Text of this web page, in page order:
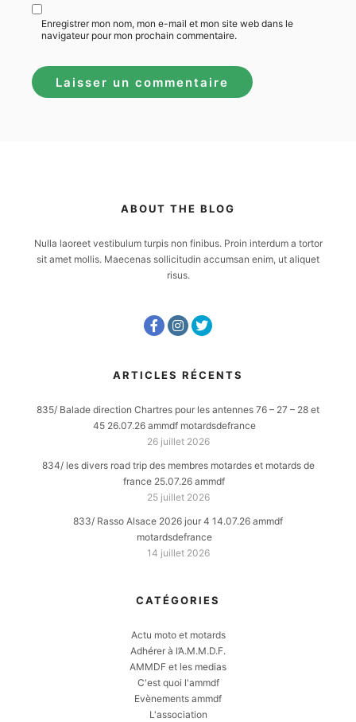
Enregistrer mon nom, mon e-mail et mon site web dans le
navigateur pour mon prochain commentaire.
ABOUT THE BLOG
Nulla laoreet vestibulum turpis non finibus. Proin interdum a tortor
sit amet mollis. Maecenas sollicitudin accumsan enim, ut aliquet
risus.
ARTICLES RÉCENTS
835/ Balade direction Chartres pour les antennes 76 – 27 – 28 et
45 26.07.26 ammdf motardsdefrance
26 juillet 2026
834/ les divers road trip des membres motardes et motards de
france 25.07.26 ammdf
25 juillet 2026
833/ Rasso Alsace 2026 jour 4 14.07.26 ammdf
motardsdefrance
14 juillet 2026
CATÉGORIES
Actu moto et motards
Adhérer à l’A.M.M.D.F.
AMMDF et les medias
C'est quoi l'ammdf
Evènements ammdf
L'association